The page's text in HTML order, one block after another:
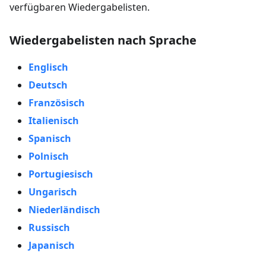
verfügbaren Wiedergabelisten.
Wiedergabelisten nach Sprache
Englisch
Deutsch
Französisch
Italienisch
Spanisch
Polnisch
Portugiesisch
Ungarisch
Niederländisch
Russisch
Japanisch